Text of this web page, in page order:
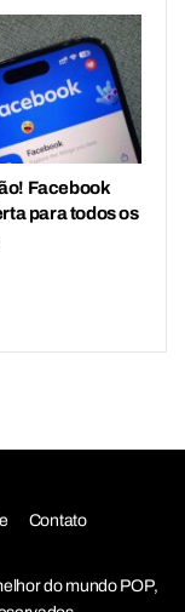
Facebook
para todos os
Contato
do mundo POP,